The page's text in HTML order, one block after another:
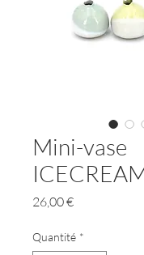
Mini-vase
26,00 €Prix
Quantité *